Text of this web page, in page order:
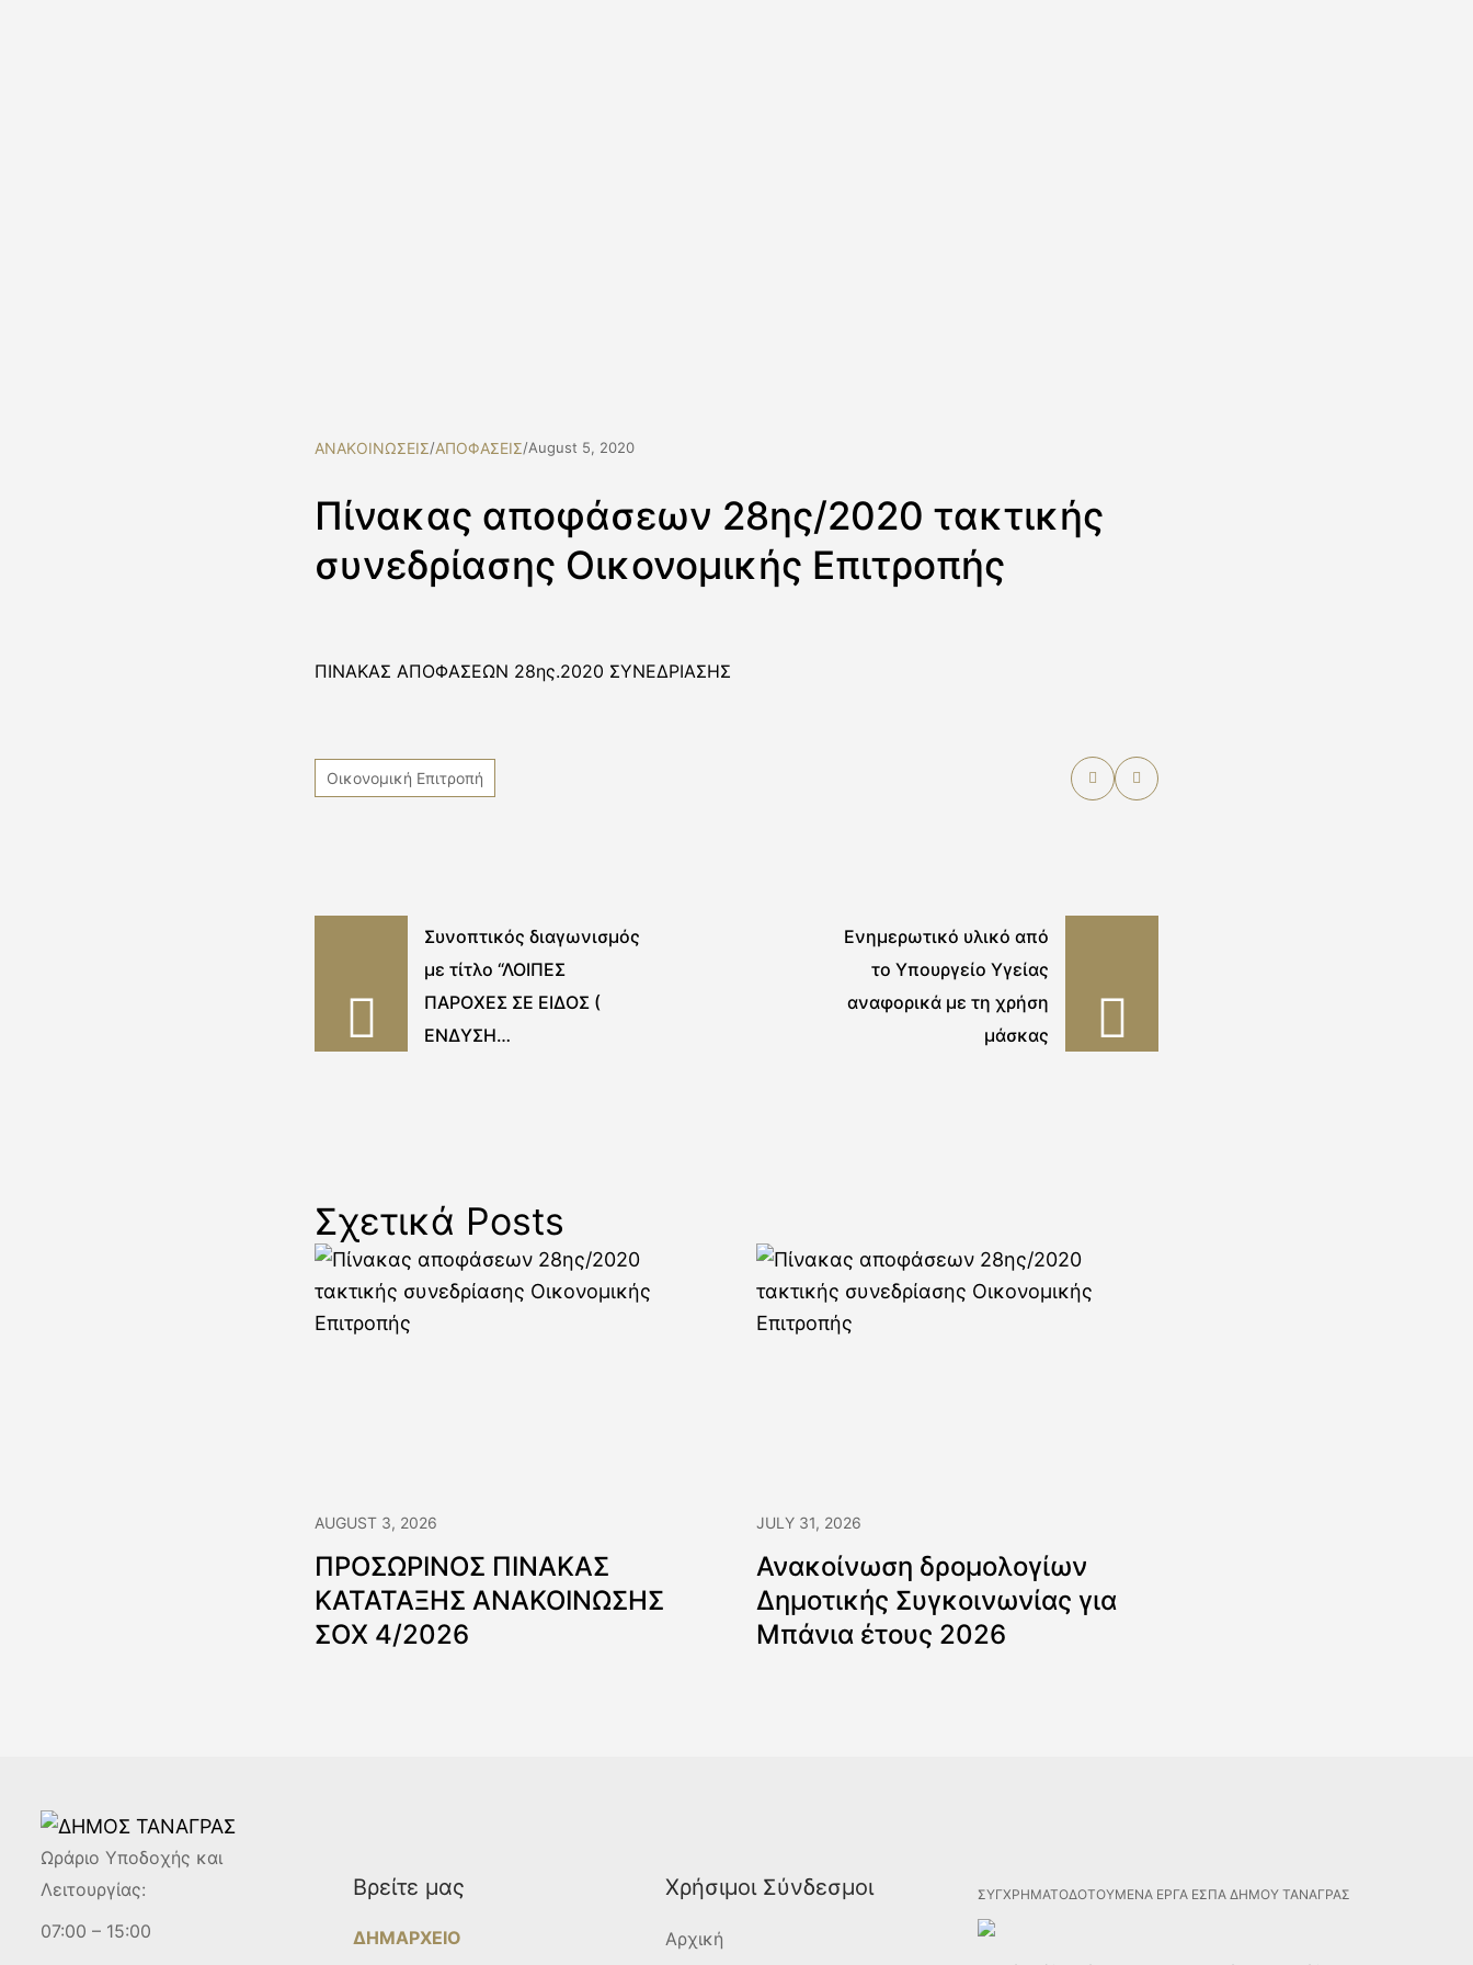
ΑΝΑΚΟΙΝΩΣΕΙΣ/ΑΠΟΦΑΣΕΙΣ/August 5, 2020
Πίνακας αποφάσεων 28ης/2020 τακτικής
συνεδρίασης Οικονομικής Επιτροπής
ΠΙΝΑΚΑΣ ΑΠΟΦΑΣΕΩΝ 28ης.2020 ΣΥΝΕΔΡΙΑΣΗΣ
Οικονομική Επιτροπή
Συνοπτικός διαγωνισμός
με τίτλο “ΛΟΙΠΕΣ
ΠΑΡΟΧΕΣ ΣΕ ΕΙΔΟΣ (
ΕΝΔΥΣΗ
Ενημερωτικό υλικό από
το Υπουργείο Υγείας
αναφορικά με τη χρήση
μάσκας
Σχετικά Posts
AUGUST 3, 2026
ΠΡΟΣΩΡΙΝΟΣ ΠΙΝΑΚΑΣ
ΚΑΤΑΤΑΞΗΣ ΑΝΑΚΟΙΝΩΣΗΣ
ΣΟΧ 4/2026
JULY 31, 2026
Ανακοίνωση δρομολογίων
Δημοτικής Συγκοινωνίας για
Μπάνια έτους 2026
Ωράριο Υποδοχής και
Λειτουργίας:
07:00 – 15:00
Βρείτε μας
ΔΗΜΑΡΧΕΙΟ
Χρήσιμοι Σύνδεσμοι
Αρχική
ΣΥΓΧΡΗΜΑΤΟΔΟΤΟΥΜΕΝΑ ΕΡΓΑ ΕΣΠΑ ΔΗΜΟΥ ΤΑΝΑΓΡΑΣ